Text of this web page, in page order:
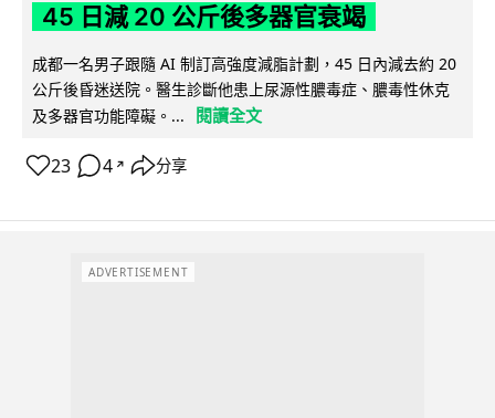
45 日減 20 公斤後多器官衰竭
成都一名男子跟隨 AI 制訂高強度減脂計劃，45 日內減去約 20
公斤後昏迷送院。醫生診斷他患上尿源性膿毒症、膿毒性休克
及多器官功能障礙。...
閱讀全文
23 4 ↗ 分享
ADVERTISEMENT